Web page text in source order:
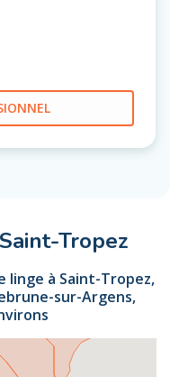
Tropez
linge à Saint-Tropez,
sur-Argens,